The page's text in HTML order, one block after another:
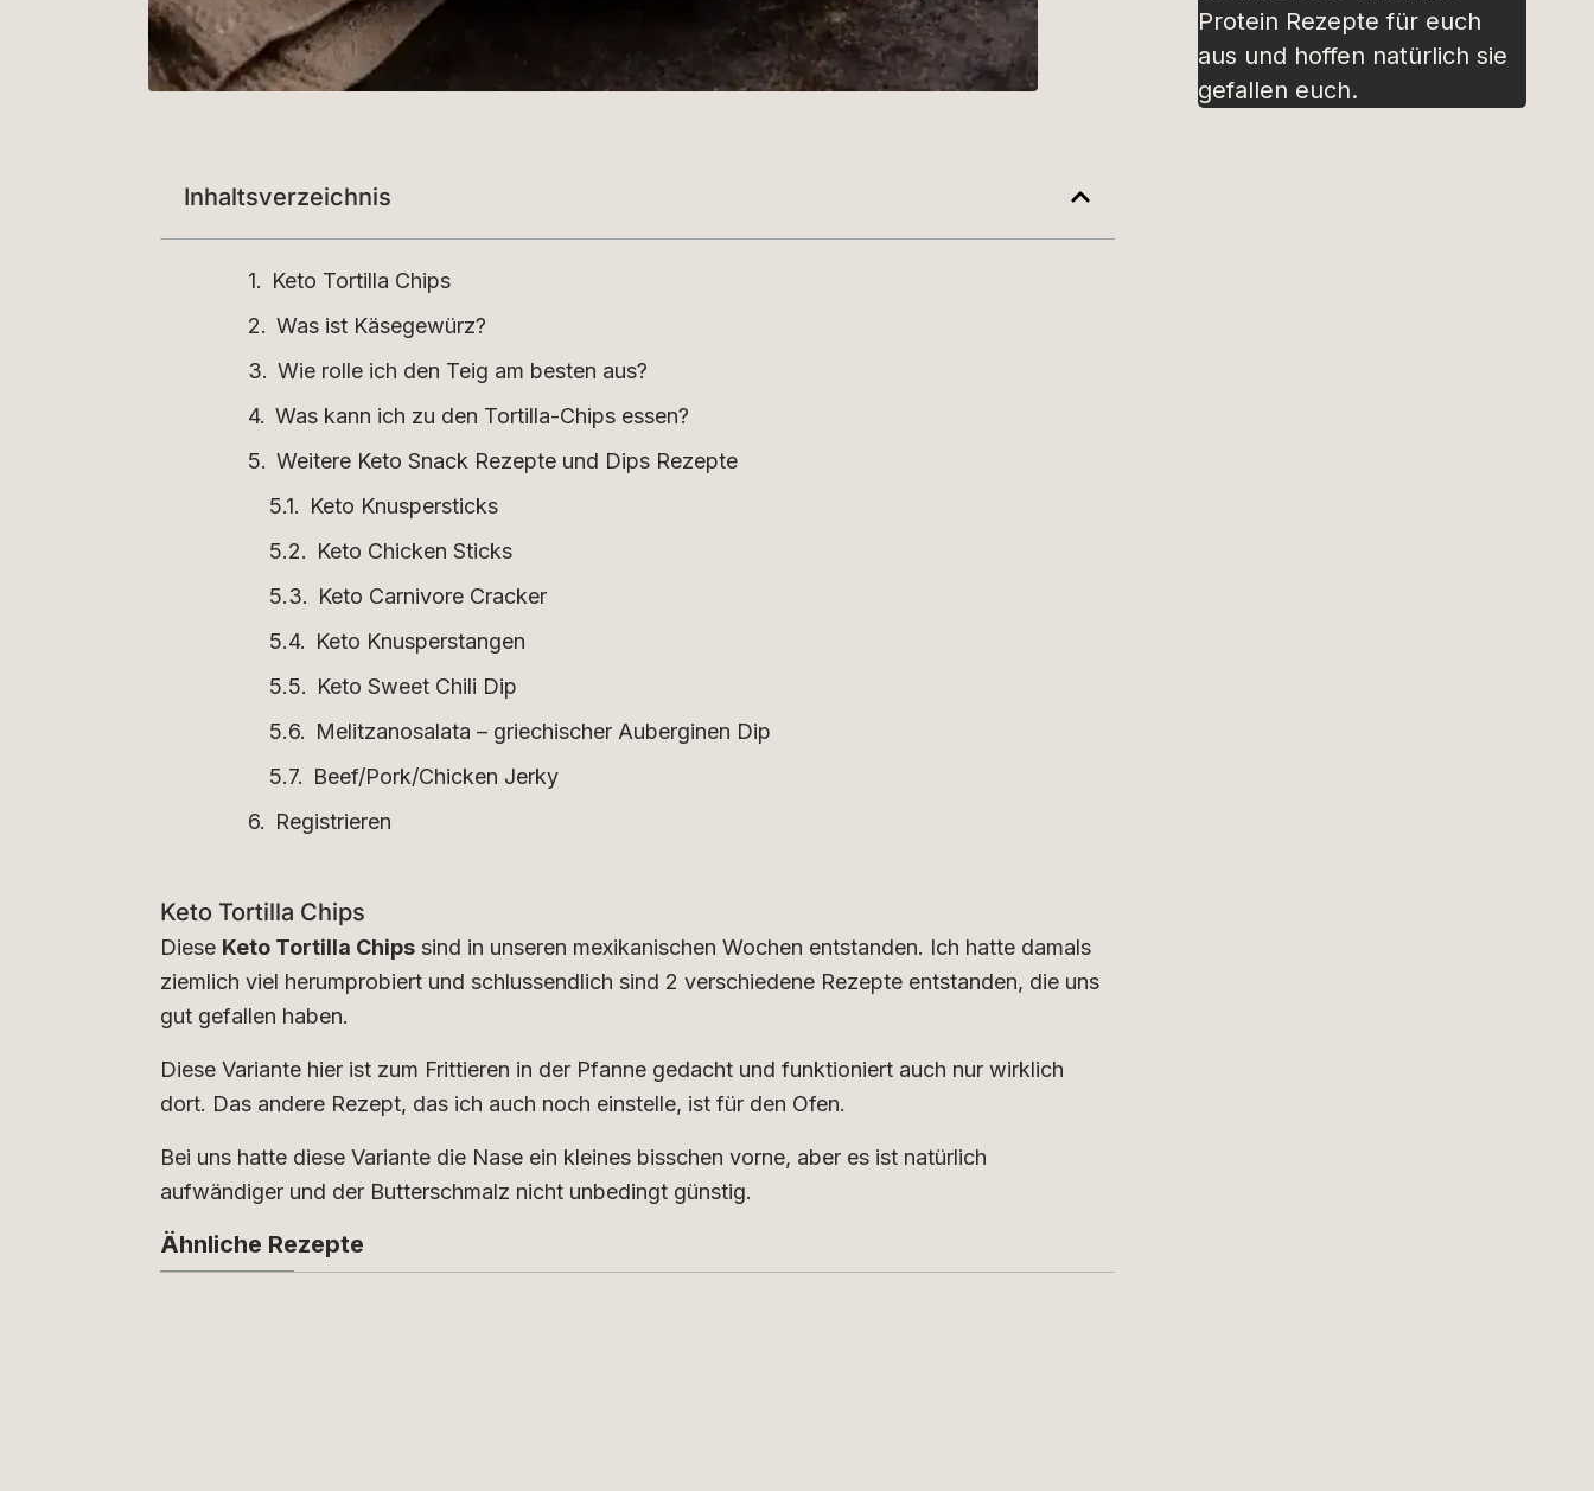
Inhaltsverzeichnis
Keto Tortilla Chips
Was ist Käsegewürz?
Wie rolle ich den Teig am besten aus?
Was kann ich zu den Tortilla-Chips essen?
Weitere Keto Snack Rezepte und Dips Rezepte
Keto Knuspersticks
Keto Chicken Sticks
Keto Carnivore Cracker
Keto Knusperstangen
Keto Sweet Chili Dip
Melitzanosalata – griechischer Auberginen Dip
Beef/Pork/Chicken Jerky
Registrieren
Keto Tortilla Chips
Diese Keto Tortilla Chips sind in unseren mexikanischen Wochen entstanden. Ich hatte damals
ziemlich viel herumprobiert und schlussendlich sind 2 verschiedene Rezepte entstanden, die uns
gut gefallen haben.
Diese Variante hier ist zum Frittieren in der Pfanne gedacht und funktioniert auch nur wirklich
dort. Das andere Rezept, das ich auch noch einstelle, ist für den Ofen.
Bei uns hatte diese Variante die Nase ein kleines bisschen vorne, aber es ist natürlich
aufwändiger und der Butterschmalz nicht unbedingt günstig.
Ähnliche Rezepte
Protein Rezepte für euch
aus und hoffen natürlich sie
gefallen euch.